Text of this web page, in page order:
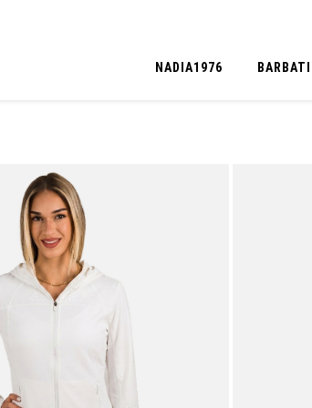
NADIA1976 BARBATI